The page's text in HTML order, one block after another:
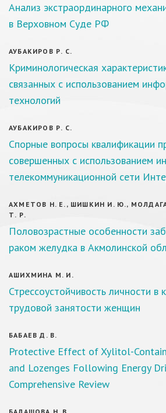
Анализ экстраординарного
в Верховном Суде РФ
АУБАКИРОВ Р. С.
Криминологическая
связанных с использованием
технологий
АУБАКИРОВ Р. С.
Спорные вопросы квалификации
совершенных с использованием
телекоммуникационной сети
АХМЕТОВ Н. Е., ШИШКИН И. Ю.,
Т. Р.
Половозрастные особенности
раком желудка в Акмолинской
АШИХМИНА М. И.
Стрессоустойчивость личности в
трудовой занятости женщин
БАБАЕВ Д. В.
Protective Effect of Xylitol-
and Lozenges Following Energy
Comprehensive Review